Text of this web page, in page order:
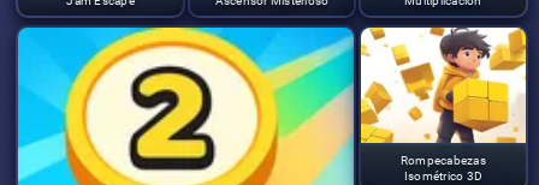
Rompecabezas
Isométrico 3D